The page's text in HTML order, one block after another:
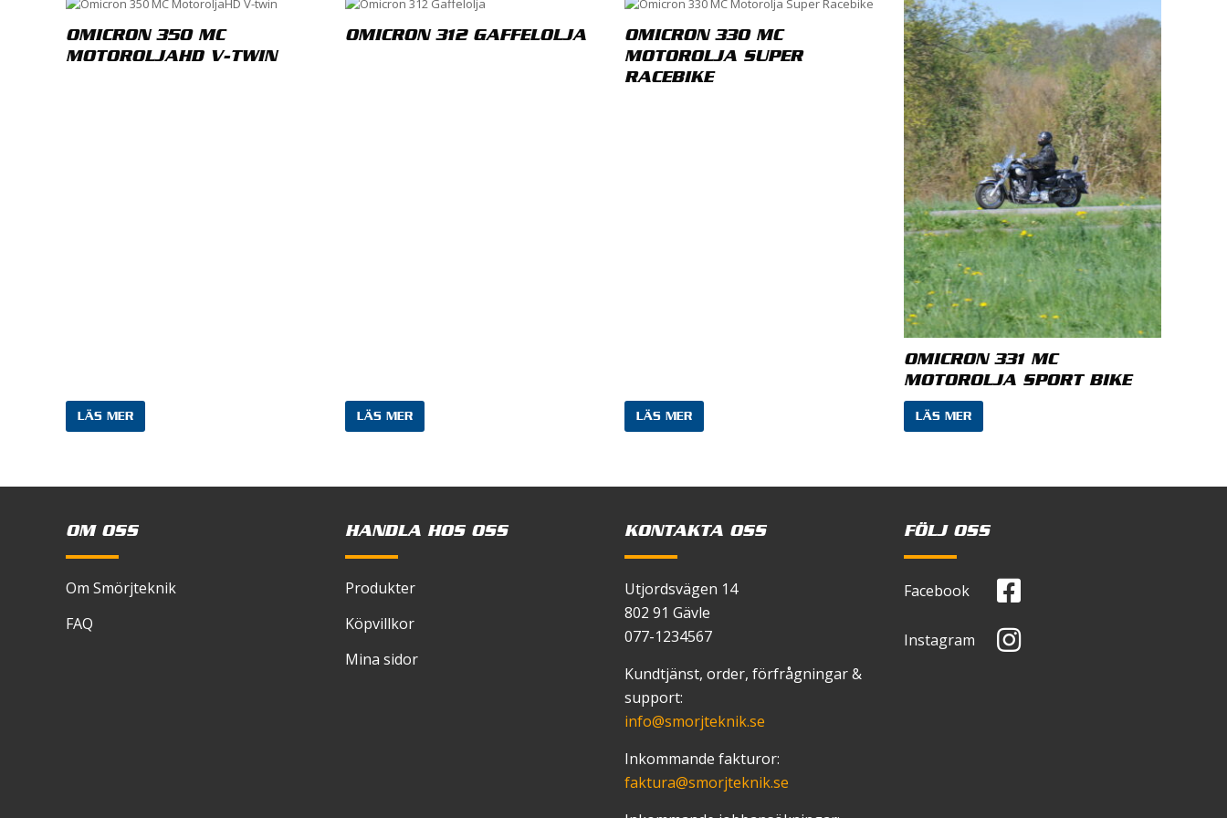
Ditt betyg*
OMICRON 350 MC
MOTOROLJAHD V-TWIN
LÄS MER
OMICRON 312 GAFFELOLJA
LÄS MER
OMICRON 330 MC
MOTOROLJA SUPER
RACEBIKE
LÄS MER
OMICRON 331 MC
MOTOROLJA SPORT BIKE
LÄS MER
OM OSS
Om Smörjteknik
FAQ
HANDLA HOS OSS
Produkter
Köpvillkor
Mina sidor
KONTAKTA OSS
Utjordsvägen 14
802 91 Gävle
077-1234567
Kundtjänst, order, förfrågningar &
support:
info@smorjteknik.se
Inkommande fakturor:
faktura@smorjteknik.se
FÖLJ OSS
Facebook
Instagram